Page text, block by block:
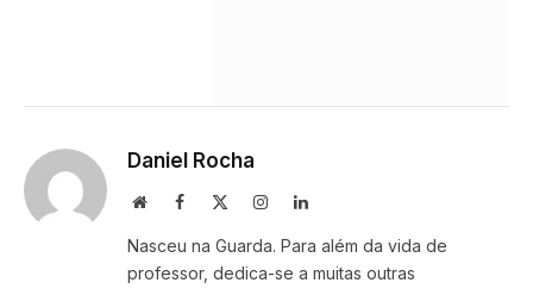
Daniel Rocha
WebsiteFacebook InstagramLinkedIn
Nasceu na Guarda. Para além da vida de
professor, dedica-se a muitas outras